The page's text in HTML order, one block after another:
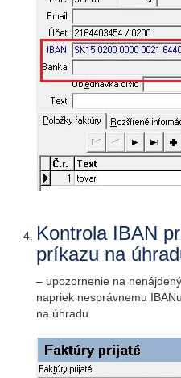
Kontrola IBAN
príkazu na
– upozornenie na
napriek nesprávnemu
na úhradu